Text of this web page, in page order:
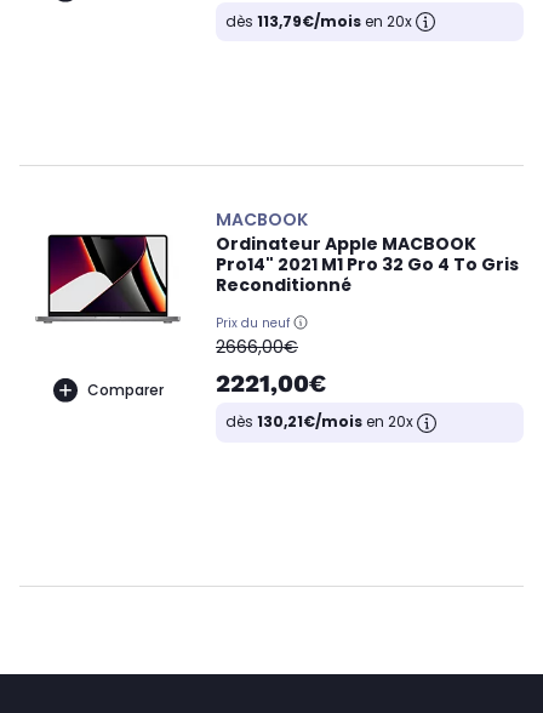
dès 113,79€/moisen 20x
Comparer
MACBOOK
Ordinateur Apple MACBOOK
Pro14" 2021 M1 Pro 32 Go 4 To Gris
Reconditionné
Prix du neuf
oldPrice
2666,00€
2221,00€
dès 130,21€/moisen 20x